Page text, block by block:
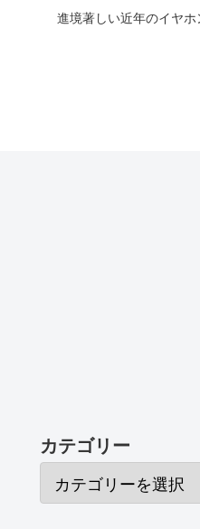
進境著しい近年のイヤ
カテゴリー